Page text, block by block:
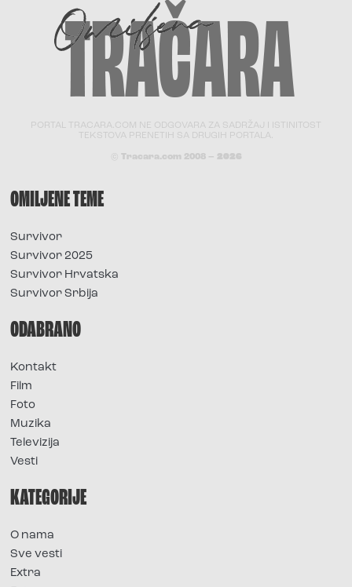
PORTAL TRACARA.COM NE ODGOVARA ZA SADRŽAJ I ISTINITOST
TEKSTOVA PRENETIH SA DRUGIH PORTALA.
© Tracara.com 2008 – 2026
OMILJENE TEME
Survivor
Survivor 2025
Survivor Hrvatska
Survivor Srbija
ODABRANO
Kontakt
Film
Foto
Muzika
Televizija
Vesti
KATEGORIJE
O nama
Sve vesti
Extra